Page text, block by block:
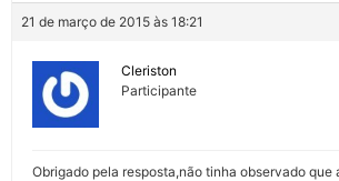
21 de março de 2015 às 18:21
Cleriston
Participante
Obrigado pela resposta,não tinha observado que